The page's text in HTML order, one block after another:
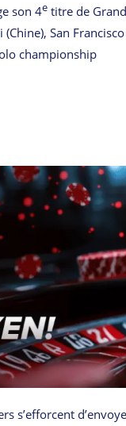
son 4e titre de Grand
San Francisco
championship
s’efforcent